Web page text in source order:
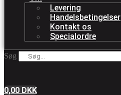
Levering
Handelsbetingelser
Kontakt os
Specialordre
Søg
0,00 DKK